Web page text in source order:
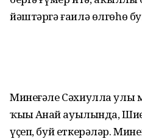
йәштәргә ғаилә өлгөһө
Минеғәле Сәхиулла
ҡыҙы Аҙнай ауылында,
үҫеп, буй еткерәләр.